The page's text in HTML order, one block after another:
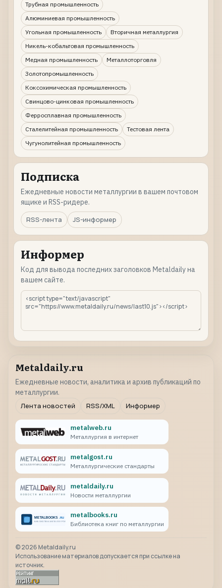
Трубная промышленность
Алюминиевая промышленность
Угольная промышленность
Вторичная металлургия
Никель-кобальтовая промышленность
Медная промышленность
Металлоторговля
Золотопромышленность
Коксохимическая промышленность
Свинцово-цинковая промышленность
Ферросплавная промышленность
Сталелитейная промышленность
Тестовая лента
Чугунолитейная промышленность
Подписка
Ежедневные новости металлургии в вашем почтовом
ящике и RSS-ридере.
RSS-лента
JS-информер
Информер
Код для вывода последних заголовков Metaldaily на
вашем сайте.
Metaldaily.ru
Ежедневные новости, аналитика и архив публикаций по
металлургии.
Лента новостей
RSS/XML Информер
metalweb.ru
Металлургия в интернет
metalgost.ru
Металлургические стандарты
metaldaily.ru
Новости металлургии
metalbooks.ru
Библиотека книг по металлургии
©2026 Metaldaily.ru
Использование материалов допускается при ссылке на
источник.